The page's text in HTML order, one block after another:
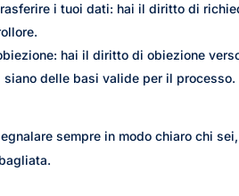
i tuoi dati: hai il diritto di
hai il diritto di obiezione
siano delle basi valide per il processo.
sempre in modo chiaro chi